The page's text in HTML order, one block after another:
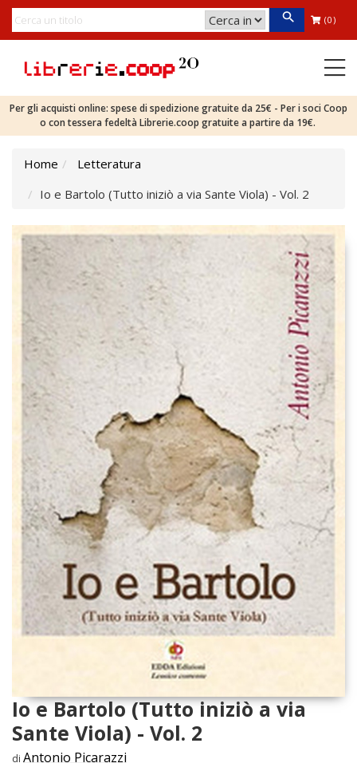
(0)
Per gli acquisti online: spese di spedizione gratuite da 25€ - Per i soci Coop
o con tessera fedeltà Librerie.coop gratuite a partire da 19€.
Home
Letteratura
Io e Bartolo (Tutto iniziò a via Sante Viola) - Vol. 2
Io e Bartolo (Tutto iniziò a via
Sante Viola) - Vol. 2
di Antonio Picarazzi